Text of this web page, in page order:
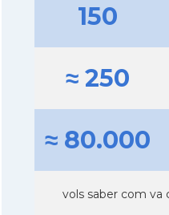
150
≈ 250
≈ 80.000
vols saber com va